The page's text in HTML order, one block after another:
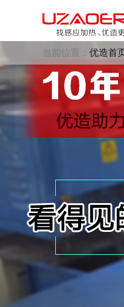
当前位置： 优造首